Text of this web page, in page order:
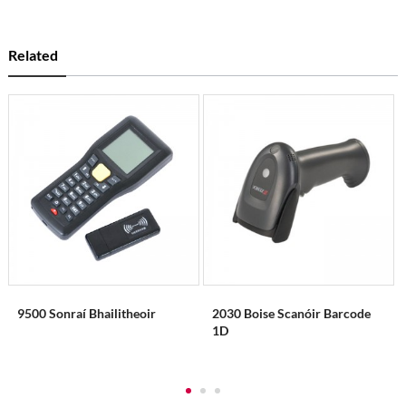
Related
9500 Sonraí Bhailitheoir
2030 Boise Scanóir Barcode
1D